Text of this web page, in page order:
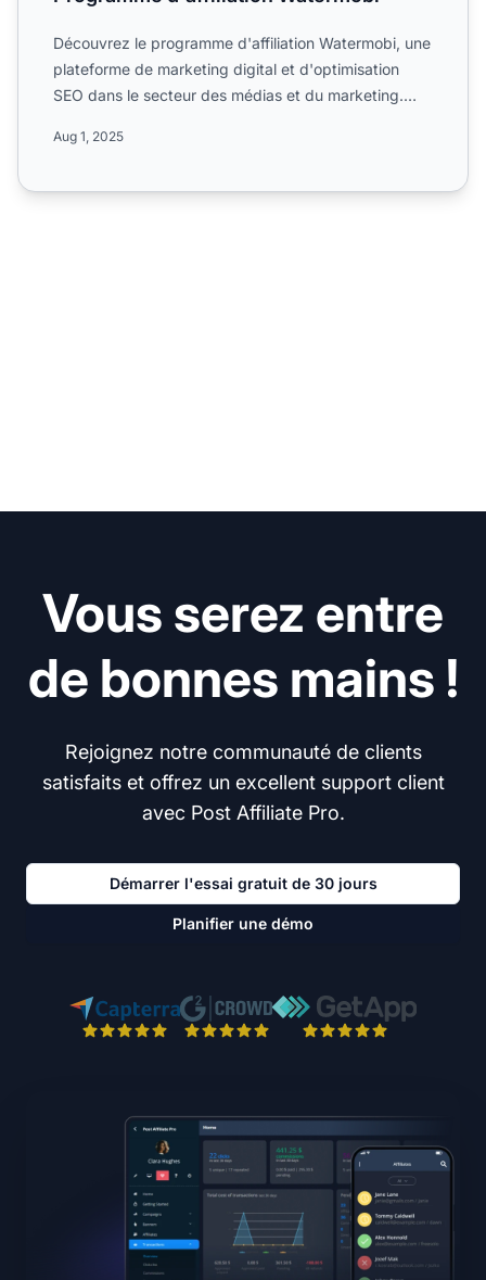
Découvrez le programme d'affiliation Watermobi, une
plateforme de marketing digital et d'optimisation
SEO dans le secteur des médias et du marketing.
Aug 1, 2025
Vous serez entre
de bonnes mains !
Rejoignez notre communauté de clients
satisfaits et offrez un excellent support client
avec Post Affiliate Pro.
Démarrer l'essai gratuit de 30 jours
Planifier une démo